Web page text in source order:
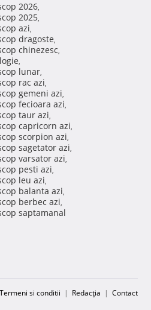
2026,
2025,
azi,
dragoste,
chinezesc,
,
lunar,
rac azi,
gemeni azi,
fecioara azi,
taur azi,
capricorn azi,
scorpion azi,
sagetator azi,
varsator azi,
pesti azi,
leu azi,
balanta azi,
berbec azi,
saptamanal
Termeni si conditii | Redacţia | Contact